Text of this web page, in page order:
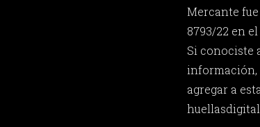
Mercante
8793/22 en el
Si conociste
información,
agregar a